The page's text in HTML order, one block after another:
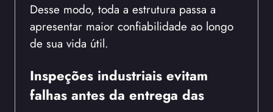
Desse modo, toda a estrutura passa a
apresentar maior confiabilidade ao longo
de sua vida útil.
Inspeções industriais evitam
falhas antes da entrega das